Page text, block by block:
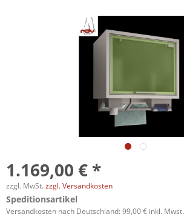
1.169,00 € *
zzgl. MwSt. zzgl. Versandkosten
Speditionsartikel
Versandkosten nach Deutschland: 99,00 € inkl. Mwst.